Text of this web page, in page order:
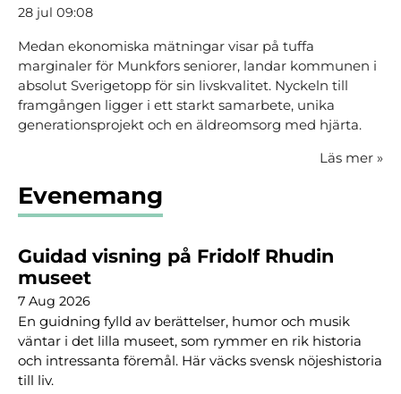
28 jul 09:08
Medan ekonomiska mätningar visar på tuffa
marginaler för Munkfors seniorer, landar kommunen i
absolut Sverigetopp för sin livskvalitet. Nyckeln till
framgången ligger i ett starkt samarbete, unika
generationsprojekt och en äldreomsorg med hjärta.
Läs mer »
Evenemang
Guidad visning på Fridolf Rhudin
museet
7 Aug 2026
En guidning fylld av berättelser, humor och musik
väntar i det lilla museet, som rymmer en rik historia
och intressanta föremål. Här väcks svensk nöjeshistoria
till liv.